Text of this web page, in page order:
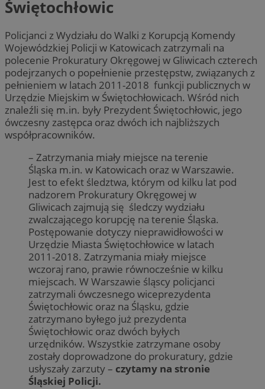
Świętochłowic
Policjanci z Wydziału do Walki z Korupcją Komendy
Wojewódzkiej Policji w Katowicach zatrzymali na
polecenie Prokuratury Okręgowej w Gliwicach czterech
podejrzanych o popełnienie przestępstw, związanych z
pełnieniem w latach 2011-2018 funkcji publicznych w
Urzędzie Miejskim w Świętochłowicach. Wśród nich
znaleźli się m.in. były Prezydent Świętochłowic, jego
ówczesny zastępca oraz dwóch ich najbliższych
współpracowników.
– Zatrzymania miały miejsce na terenie
Śląska m.in. w Katowicach oraz w Warszawie.
Jest to efekt śledztwa, którym od kilku lat pod
nadzorem Prokuratury Okręgowej w
Gliwicach zajmują się śledczy wydziału
zwalczającego korupcję na terenie Śląska.
Postępowanie dotyczy nieprawidłowości w
Urzędzie Miasta Świętochłowice w latach
2011-2018. Zatrzymania miały miejsce
wczoraj rano, prawie równocześnie w kilku
miejscach. W Warszawie śląscy policjanci
zatrzymali ówczesnego wiceprezydenta
Świętochłowic oraz na Śląsku, gdzie
zatrzymano byłego już prezydenta
Świętochłowic oraz dwóch byłych
urzędników. Wszystkie zatrzymane osoby
zostały doprowadzone do prokuratury, gdzie
usłyszały zarzuty – czytamy na stronie
Śląskiej Policji.